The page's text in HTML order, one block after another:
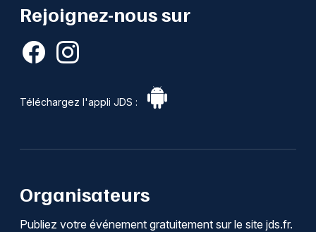
Rejoignez-nous sur
Téléchargez l'appli JDS :
Organisateurs
Publiez votre événement gratuitement sur le site jds.fr.